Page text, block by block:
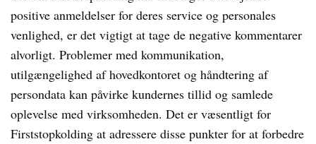
positive anmeldelser for deres service og personales
venlighed, er det vigtigt at tage de negative kommentarer
alvorligt. Problemer med kommunikation,
utilgængelighed af hovedkontoret og håndtering af
persondata kan påvirke kundernes tillid og samlede
oplevelse med virksomheden. Det er væsentligt for
Firststopkolding at adressere disse punkter for at forbedre